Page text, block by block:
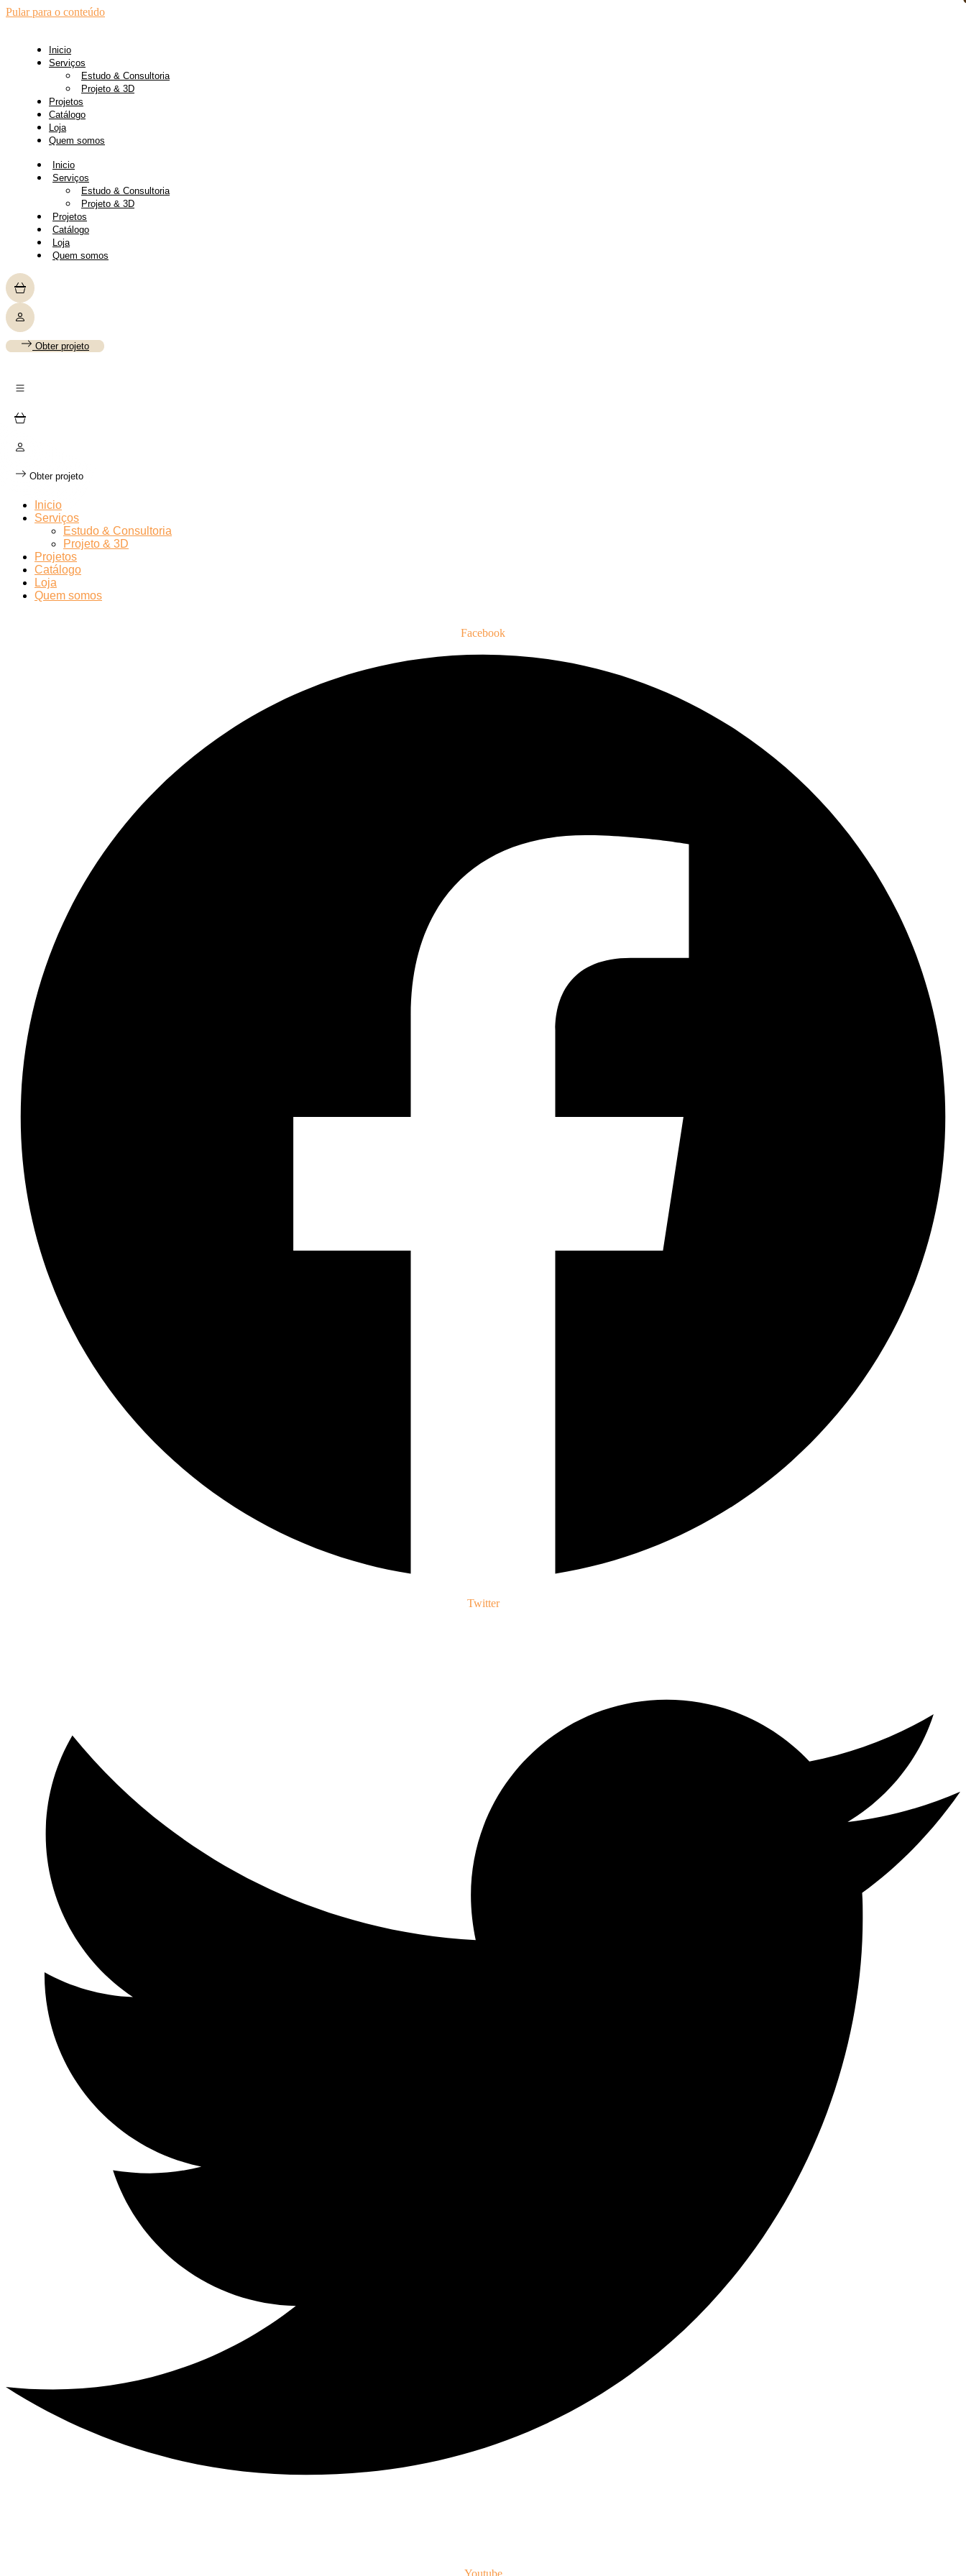
Pular para o conteúdo
Inicio
Serviços
Estudo & Consultoria
Projeto & 3D
Projetos
Catálogo
Loja
Quem somos
Inicio
Serviços
Estudo & Consultoria
Projeto & 3D
Projetos
Catálogo
Loja
Quem somos
Obter projeto
Obter projeto
Inicio
Serviços
Estudo & Consultoria
Projeto & 3D
Projetos
Catálogo
Loja
Quem somos
Facebook
Twitter
Youtube